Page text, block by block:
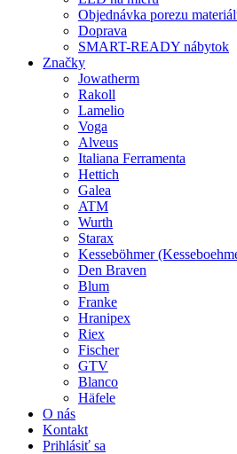
Objednávka porezu
Doprava
SMART-READY nábytok
Značky
Jowatherm
Rakoll
Lamelio
Voga
Alveus
Italiana Ferramenta
Hettich
Galea
ATM
Wurth
Starax
Kesseböhmer
Den Braven
Blum
Franke
Hranipex
Riex
Fischer
GTV
Blanco
Häfele
O nás
Kontakt
Prihlásiť sa